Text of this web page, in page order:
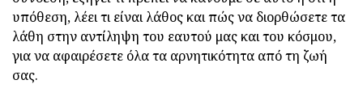
υπόθεση, λέει τι είναι λάθος και πώς να διορθώσετε τα
λάθη στην αντίληψη του εαυτού μας και του κόσμου,
για να αφαιρέσετε όλα τα αρνητικότητα από τη ζωή
σας.